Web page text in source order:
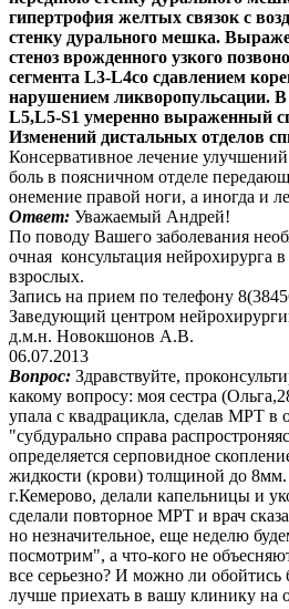
гипертрофия желтых связок с
стенку дурального мешка.
стеноз врожденного узкого
сегмента L3-L4со сдавлением
нарушением ликворопульсации.
L5,L5-S1 умеренно выраженный
Изменений дистальных отделов
Консервативное лечение
боль в поясничном отделе
онемение правой ноги, а иногда и
Ответ: Уважаемый Андрей!
По поводу Вашего заболевания
очная консультация нейрохирурга
взрослых.
Запись на прием по телефону
Заведующий центром
д.м.н. Новокшонов А.В.
06.07.2013
Вопрос: Здравствуйте,
какому вопросу: моя сестра
упала с квадрацикла, сделав МРТ в
"субдурально справа
определяется серповидное
жидкости (крови) толщиной до
г.Кемерово, делали капельницы и
сделали повторное МРТ и врач
но незначительное, еще неделю
посмотрим", а что-кого не
все серьезно? И можно ли
лучше приехать в вашу клинику на